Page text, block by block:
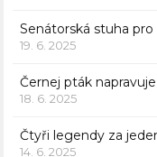
Senátorská stuha
19. 6. 2025
Černej pták
18. 6. 2025
Čtyři legendy za
14. 6. 2025